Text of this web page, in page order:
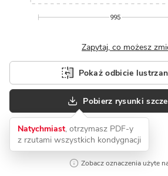
Zapytaj, co możesz
Pokaż odbicie
Pobierz rysunki
Natychmiast, otrzymasz PDF-y
z rzutami wszystkich kondygnacji
Zobacz oznaczenia użyte